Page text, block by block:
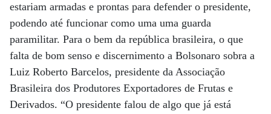
estariam armadas e prontas para defender o presidente,
podendo até funcionar como uma uma guarda
paramilitar. Para o bem da república brasileira, o que
falta de bom senso e discernimento a Bolsonaro sobra a
Luiz Roberto Barcelos, presidente da Associação
Brasileira dos Produtores Exportadores de Frutas e
Derivados. “O presidente falou de algo que já está